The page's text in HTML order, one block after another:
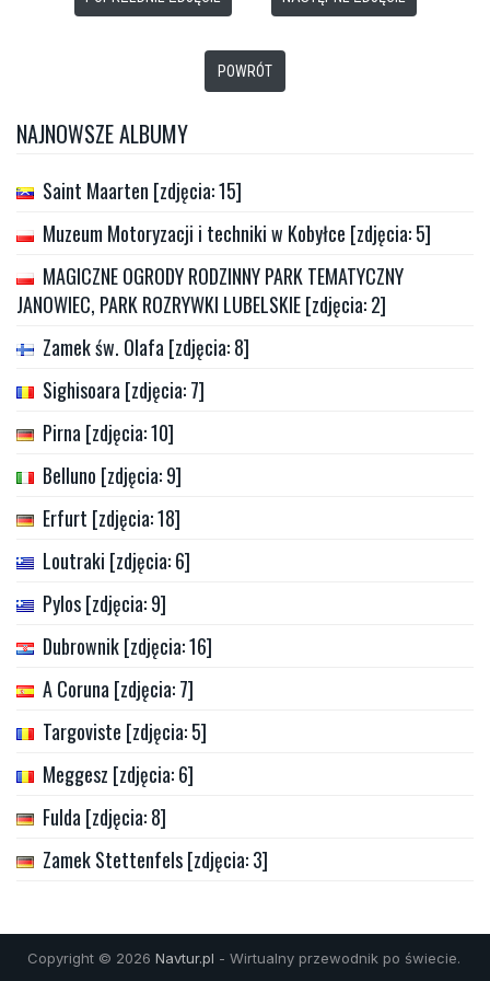
POWRÓT
NAJNOWSZE ALBUMY
Saint Maarten [zdjęcia: 15]
Muzeum Motoryzacji i techniki w Kobyłce [zdjęcia: 5]
MAGICZNE OGRODY RODZINNY PARK TEMATYCZNY
JANOWIEC, PARK ROZRYWKI LUBELSKIE [zdjęcia: 2]
Zamek św. Olafa [zdjęcia: 8]
Sighisoara [zdjęcia: 7]
Pirna [zdjęcia: 10]
Belluno [zdjęcia: 9]
Erfurt [zdjęcia: 18]
Loutraki [zdjęcia: 6]
Pylos [zdjęcia: 9]
Dubrownik [zdjęcia: 16]
A Coruna [zdjęcia: 7]
Targoviste [zdjęcia: 5]
Meggesz [zdjęcia: 6]
Fulda [zdjęcia: 8]
Zamek Stettenfels [zdjęcia: 3]
Copyright © 2026 Navtur.pl - Wirtualny przewodnik po świecie.